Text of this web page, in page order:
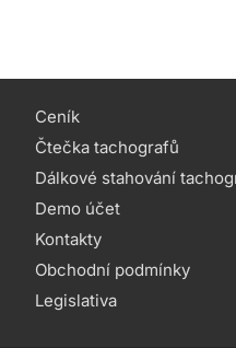
Ceník
Čtečka tachografů
Dálkové stahování
Demo účet
Kontakty
Obchodní podmínky
Legislativa